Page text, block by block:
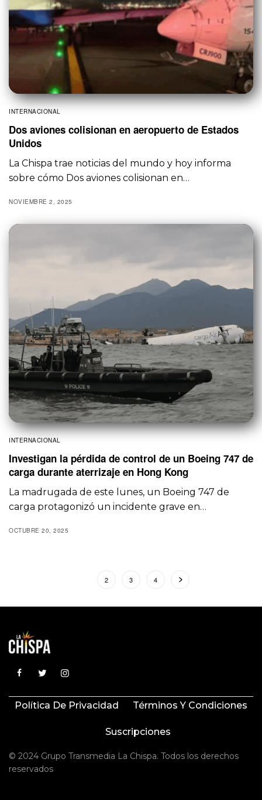
INTERNACIONAL
Dos aviones colisionan en aeropuerto de Estados
Unidos
La Chispa trae noticias del mundo y hoy informa
sobre cómo Dos aviones colisionan en…
NOVIEMBRE 2, 2025
INTERNACIONAL
Investigan la pérdida de control de un Boeing 747 de
carga durante aterrizaje en Hong Kong
La madrugada de este lunes, un Boeing 747 de
carga protagonizó un incidente grave en…
OCTUBRE 20, 2025
2 3 4
Política De Privacidad Términos Y Condiciones
Suscripciones
© 2024 Grupo Transmedia La Chispa. Todos los derechos
reservados